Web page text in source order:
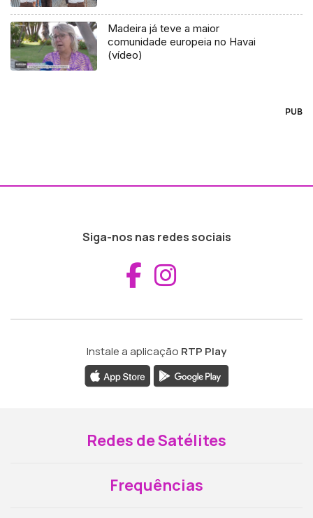
Madeira já teve a maior
comunidade europeia no Havai
(vídeo)
PUB
Siga-nos nas redes sociais
Aceder ao
Instale a aplicação RTP Play
Redes de Satélites
Frequências